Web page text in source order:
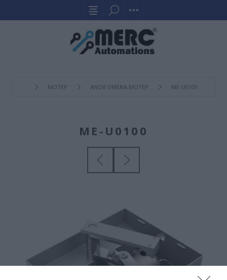
ΜΟΤΕΡ ΑΝΟΙΓΟΜΕΝΑ ΜΟΤΕΡ ME-U0100
ME-U0100